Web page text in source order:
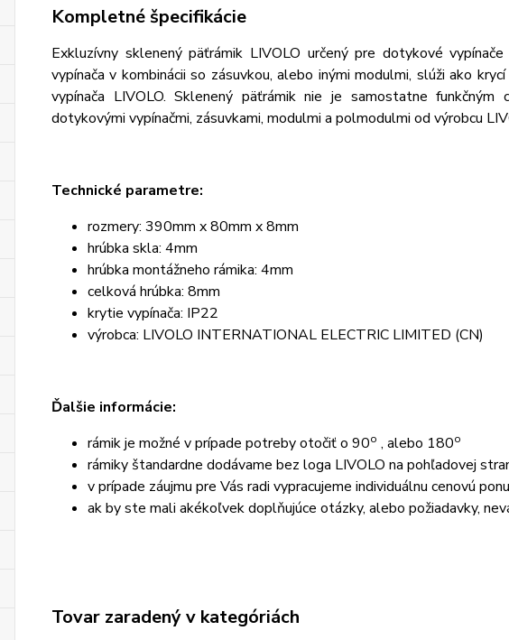
Kompletné špecifikácie
Exkluzívny sklenený päťrámik LIVOLO určený pre dotykové
vypínača v kombinácii so zásuvkou, alebo inými modulmi, slúži ako
vypínača LIVOLO. Sklenený päťrámik nie je samostatne
dotykovými vypínačmi, zásuvkami, modulmi a polmodulmi od výrobcu
Technické parametre:
rozmery: 390mm x 80mm x 8mm
hrúbka skla: 4mm
hrúbka montážneho rámika: 4mm
celková hrúbka: 8mm
krytie vypínača: IP22
výrobca: LIVOLO INTERNATIONAL ELECTRIC LIMITED (CN)
Ďalšie informácie:
rámik je možné v prípade potreby otočiť o 90o , alebo 180o
rámiky štandardne dodávame bez loga LIVOLO na pohľadovej
v prípade záujmu pre Vás radi vypracujeme individuálnu cenovú
ak by ste mali akékoľvek doplňujúce otázky, alebo požiadavky,
Tovar zaradený v kategóriách